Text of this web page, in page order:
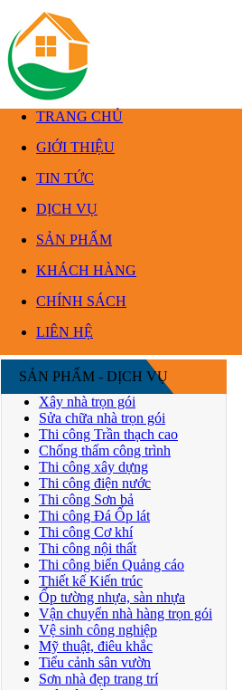
TRANG CHỦ
GIỚI THIỆU
TIN TỨC
DỊCH VỤ
SẢN PHẨM
KHÁCH HÀNG
CHÍNH SÁCH
LIÊN HỆ
SẢN PHẨM - DỊCH VỤ
Xây nhà trọn gói
Sửa chữa nhà trọn gói
Thi công Trần thạch cao
Chống thấm công trình
Thi công xây dựng
Thi công điện nước
Thi công Sơn bả
Thi công Đá Ốp lát
Thi công Cơ khí
Thi công nội thất
Thi công biển Quảng cáo
Thiết kế Kiến trúc
Ốp tường nhựa, sàn nhựa
Vận chuyển nhà hàng trọn gói
Vệ sinh công nghiệp
Mỹ thuật, điêu khắc
Tiểu cảnh sân vườn
Sơn nhà đẹp trang trí